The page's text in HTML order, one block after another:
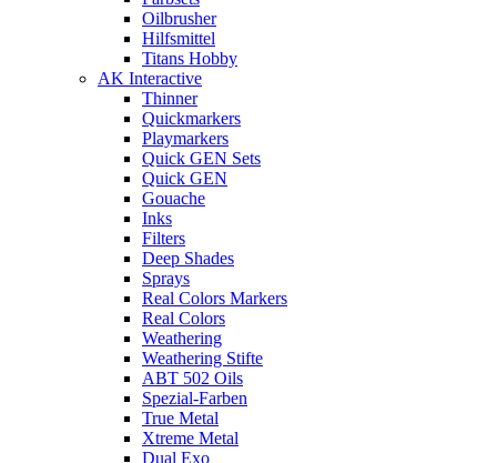
Oilbrusher
Hilfsmittel
Titans Hobby
AK Interactive
Thinner
Quickmarkers
Playmarkers
Quick GEN Sets
Quick GEN
Gouache
Inks
Filters
Deep Shades
Sprays
Real Colors Markers
Real Colors
Weathering
Weathering Stifte
ABT 502 Oils
Spezial-Farben
True Metal
Xtreme Metal
Dual Exo